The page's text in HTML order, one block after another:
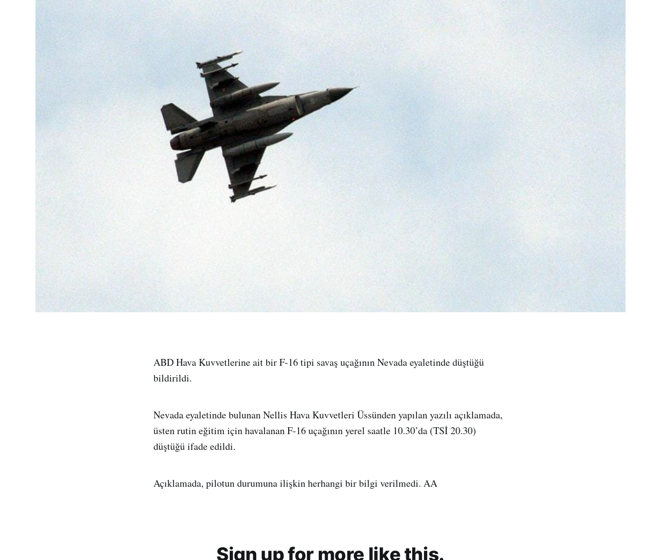
ABD Hava Kuvvetlerine ait bir F-16 tipi savaş uçağının Nevada eyaletinde düştüğü
bildirildi.
Nevada eyaletinde bulunan Nellis Hava Kuvvetleri Üssünden yapılan yazılı açıklamada,
üsten rutin eğitim için havalanan F-16 uçağının yerel saatle 10.30’da (TSİ 20.30)
düştüğü ifade edildi.
Açıklamada, pilotun durumuna ilişkin herhangi bir bilgi verilmedi. AA
Sign up for more like this.